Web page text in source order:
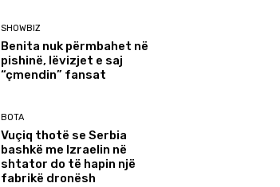
SHOWBIZ
Benita nuk përmbahet në
pishinë, lëvizjet e saj
“çmendin” fansat
BOTA
Vuçiq thotë se Serbia
bashkë me Izraelin në
shtator do të hapin një
fabrikë dronësh